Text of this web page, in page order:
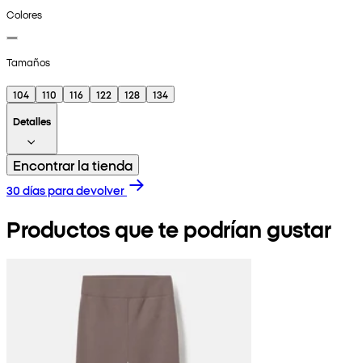
Colores
Tamaños
104 110 116 122 128
134
Detalles
Encontrar la tienda
30 días para devolver
Productos que te podrían gustar